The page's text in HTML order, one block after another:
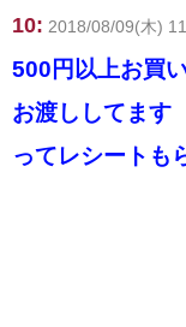
10: 2018/08/09(木)
500円以上お買
お渡ししてます
ってレシートも